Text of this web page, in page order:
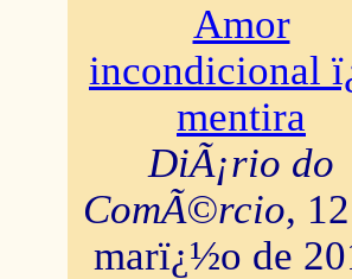
Amor
incondicional
mentira
DiÃ¡rio do
ComÃ©rcio,
marï¿½o de